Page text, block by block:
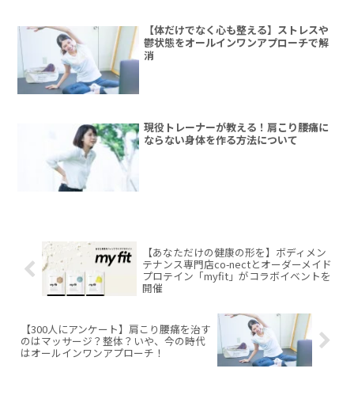
【体だけでなく心も整える】ストレスや
鬱状態をオールインワンアプローチで解
消
現役トレーナーが教える！肩こり腰痛に
ならない身体を作る方法について
【あなただけの健康の形を】ボディメン
テナンス専門店co-nectとオーダーメイド
プロテイン「myfit」がコラボイベントを
開催
【300人にアンケート】肩こり腰痛を治す
のはマッサージ？整体？いや、今の時代
はオールインワンアプローチ！